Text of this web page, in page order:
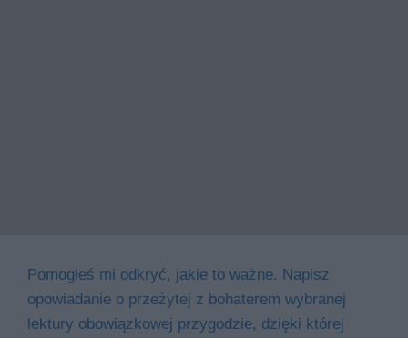
Pomogłeś mi odkryć, jakie to ważne. Napisz
opowiadanie o przeżytej z bohaterem wybranej
lektury obowiązkowej przygodzie, dzięki której